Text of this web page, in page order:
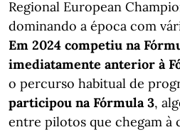
Regional European
dominando a época com
Em 2024 competiu na
imediatamente anterior à
o percurso habitual de
participou na Fórmula 3,
entre pilotos que chegam à